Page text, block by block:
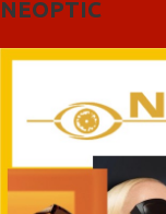
NEOPTIC